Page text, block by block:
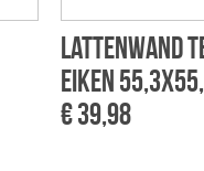
Lattenwand
eiken
€ 39,98